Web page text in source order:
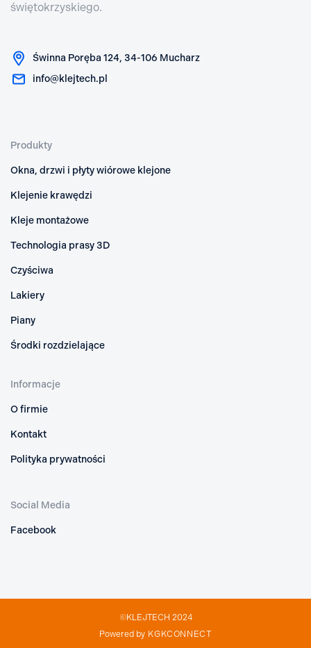
świętokrzyskiego.
Świnna Poręba 124, 34-106 Mucharz
info@klejtech.pl
Produkty
Okna, drzwi i płyty wiórowe klejone
Klejenie krawędzi
Kleje montażowe
Technologia prasy 3D
Czyściwa
Lakiery
Piany
Środki rozdzielające
Informacje
O firmie
Kontakt
Polityka prywatności
Social Media
Facebook
©KLEJTECH 2024
Powered by KGKCONNECT